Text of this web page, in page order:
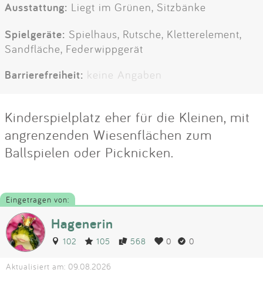
Ausstattung: Liegt im Grünen, Sitzbänke
Spielgeräte: Spielhaus, Rutsche, Kletterelement,
Sandfläche, Federwippgerät
Barrierefreiheit: keine Angaben
Kinderspielplatz eher für die Kleinen, mit
angrenzenden Wiesenflächen zum
Ballspielen oder Picknicken.
Eingetragen von:
Hagenerin
102 105 568 0 0
Aktualisiert am: 09.08.2026